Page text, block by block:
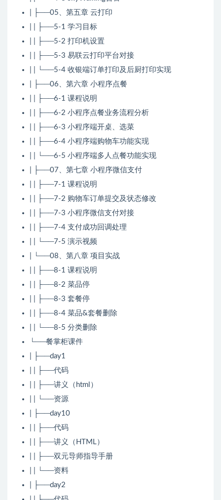
| ├──05、第五章 云打印
| | ├──5-1 学习目标
| | ├──5-2 打印机设置
| | ├──5-3 易联云打印平台对接
| | └──5-4 收银端订单打印及后厨打印实现
| ├──06、第六章 小程序点餐
| | ├──6-1 课程说明
| | ├──6-2 小程序点餐业务流程分析
| | ├──6-3 小程序端开桌、选菜
| | ├──6-4 小程序端购物车功能实现
| | └──6-5 小程序端多人点餐功能实现
| ├──07、第七章 小程序微信支付
| | ├──7-1 课程说明
| | ├──7-2 购物车订单提交及状态修改
| | ├──7-3 小程序微信支付对接
| | ├──7-4 支付成功回调处理
| | └──7-5 演示视频
| └──08、第八章 项目实战
| | ├──8-1 课程说明
| | ├──8-2 菜品停
| | ├──8-3 套餐停
| | ├──8-4 菜品&套餐删除
| | └──8-5 分类删除
└──餐掌柜课件
| ├──day1
| | ├──代码
| | ├──讲义（html）
| | └──资源
| ├──day10
| | ├──代码
| | ├──讲义（HTML）
| | ├──双元导师指导手册
| | └──资料
| ├──day2